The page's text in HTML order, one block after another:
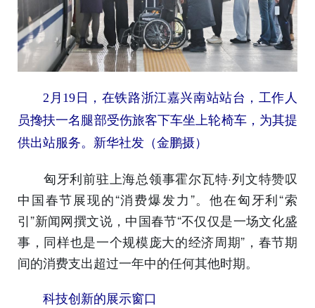
2月19日，在铁路浙江嘉兴南站站台，工作人
员搀扶一名腿部受伤旅客下车坐上轮椅车，为其提
供出站服务。新华社发（金鹏摄）
匈牙利前驻上海总领事霍尔瓦特·列文特赞叹
中国春节展现的“消费爆发力”。他在匈牙利“索
引”新闻网撰文说，中国春节“不仅仅是一场文化盛
事，同样也是一个规模庞大的经济周期”，春节期
间的消费支出超过一年中的任何其他时期。
科技创新的展示窗口